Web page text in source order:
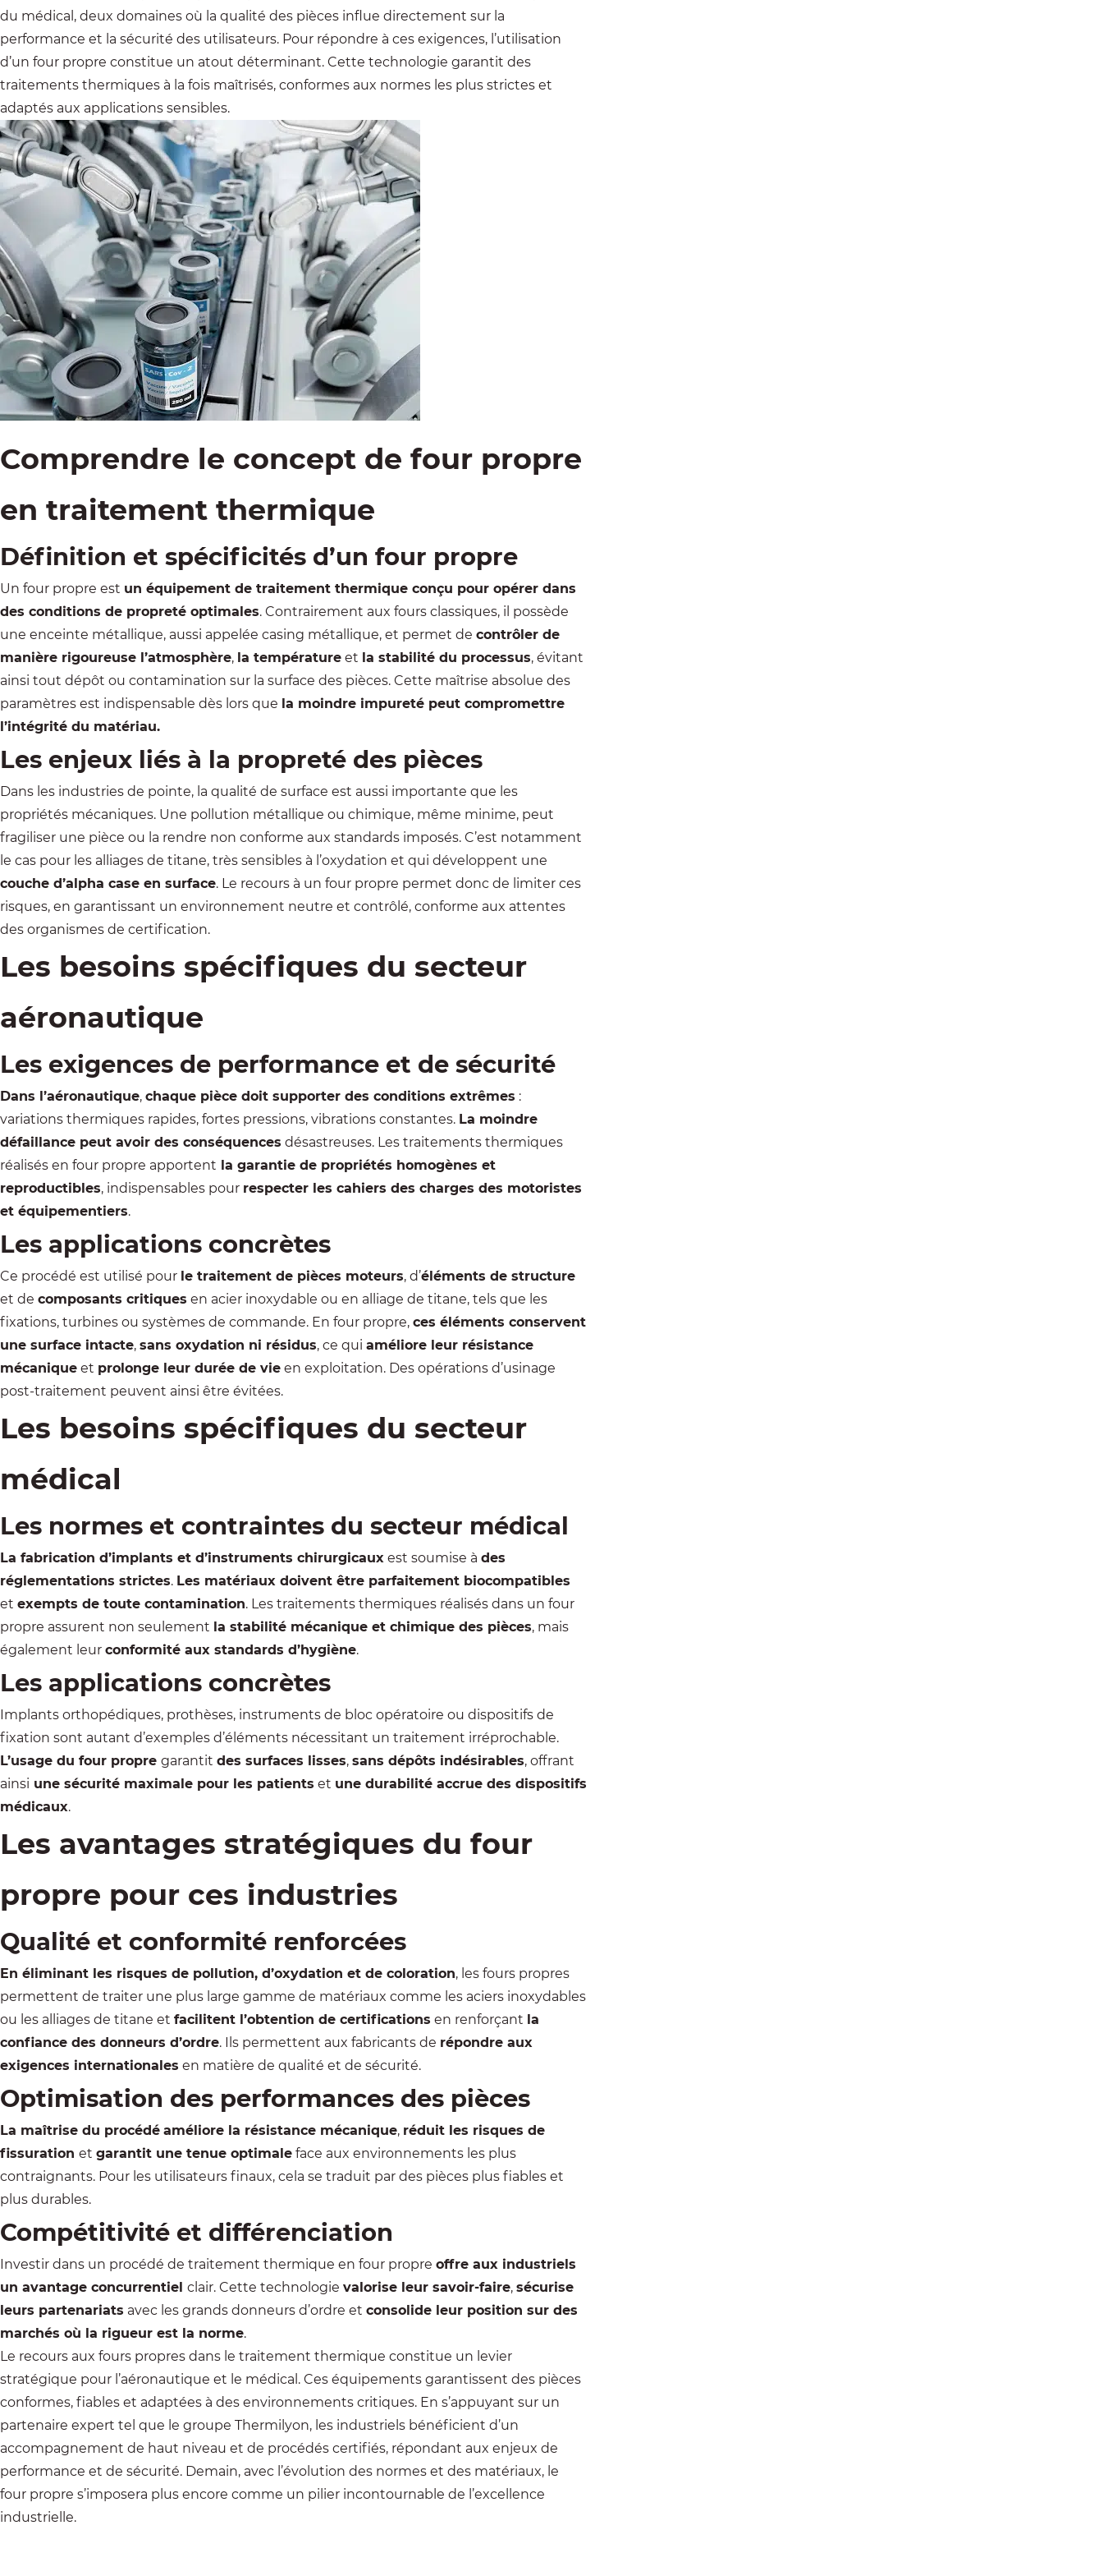
du médical, deux domaines où la qualité des pièces influe directement sur la
performance et la sécurité des utilisateurs. Pour répondre à ces exigences, l’utilisation
d’un four propre constitue un atout déterminant. Cette technologie garantit des
traitements thermiques à la fois maîtrisés, conformes aux normes les plus strictes et
adaptés aux applications sensibles.
Comprendre le concept de four propre
en traitement thermique
Définition et spécificités d’un four propre
Un four propre est un équipement de traitement thermique conçu pour opérer dans
des conditions de propreté optimales. Contrairement aux fours classiques, il possède
une enceinte métallique, aussi appelée casing métallique, et permet de contrôler de
manière rigoureuse l’atmosphère, la température et la stabilité du processus, évitant
ainsi tout dépôt ou contamination sur la surface des pièces. Cette maîtrise absolue des
paramètres est indispensable dès lors que la moindre impureté peut compromettre
l’intégrité du matériau.
Les enjeux liés à la propreté des pièces
Dans les industries de pointe, la qualité de surface est aussi importante que les
propriétés mécaniques. Une pollution métallique ou chimique, même minime, peut
fragiliser une pièce ou la rendre non conforme aux standards imposés. C’est notamment
le cas pour les alliages de titane, très sensibles à l’oxydation et qui développent une
couche d’alpha case en surface. Le recours à un four propre permet donc de limiter ces
risques, en garantissant un environnement neutre et contrôlé, conforme aux attentes
des organismes de certification.
Les besoins spécifiques du secteur
aéronautique
Les exigences de performance et de sécurité
Dans l’aéronautique, chaque pièce doit supporter des conditions extrêmes :
variations thermiques rapides, fortes pressions, vibrations constantes. La moindre
défaillance peut avoir des conséquences désastreuses. Les traitements thermiques
réalisés en four propre apportent la garantie de propriétés homogènes et
reproductibles, indispensables pour respecter les cahiers des charges des motoristes
et équipementiers.
Les applications concrètes
Ce procédé est utilisé pour le traitement de pièces moteurs, d’éléments de structure
et de composants critiques en acier inoxydable ou en alliage de titane, tels que les
fixations, turbines ou systèmes de commande. En four propre, ces éléments conservent
une surface intacte, sans oxydation ni résidus, ce qui améliore leur résistance
mécanique et prolonge leur durée de vie en exploitation. Des opérations d’usinage
post-traitement peuvent ainsi être évitées.
Les besoins spécifiques du secteur
médical
Les normes et contraintes du secteur médical
La fabrication d’implants et d’instruments chirurgicaux est soumise à des
réglementations strictes. Les matériaux doivent être parfaitement biocompatibles
et exempts de toute contamination. Les traitements thermiques réalisés dans un four
propre assurent non seulement la stabilité mécanique et chimique des pièces, mais
également leur conformité aux standards d’hygiène.
Les applications concrètes
Implants orthopédiques, prothèses, instruments de bloc opératoire ou dispositifs de
fixation sont autant d’exemples d’éléments nécessitant un traitement irréprochable.
L’usage du four propre garantit des surfaces lisses, sans dépôts indésirables, offrant
ainsi une sécurité maximale pour les patients et une durabilité accrue des dispositifs
médicaux.
Les avantages stratégiques du four
propre pour ces industries
Qualité et conformité renforcées
En éliminant les risques de pollution, d’oxydation et de coloration, les fours propres
permettent de traiter une plus large gamme de matériaux comme les aciers inoxydables
ou les alliages de titane et facilitent l’obtention de certifications en renforçant la
confiance des donneurs d’ordre. Ils permettent aux fabricants de répondre aux
exigences internationales en matière de qualité et de sécurité.
Optimisation des performances des pièces
La maîtrise du procédé améliore la résistance mécanique, réduit les risques de
fissuration et garantit une tenue optimale face aux environnements les plus
contraignants. Pour les utilisateurs finaux, cela se traduit par des pièces plus fiables et
plus durables.
Compétitivité et différenciation
Investir dans un procédé de traitement thermique en four propre offre aux industriels
un avantage concurrentiel clair. Cette technologie valorise leur savoir-faire, sécurise
leurs partenariats avec les grands donneurs d’ordre et consolide leur position sur des
marchés où la rigueur est la norme.
Le recours aux fours propres dans le traitement thermique constitue un levier
stratégique pour l’aéronautique et le médical. Ces équipements garantissent des pièces
conformes, fiables et adaptées à des environnements critiques. En s’appuyant sur un
partenaire expert tel que le groupe Thermilyon, les industriels bénéficient d’un
accompagnement de haut niveau et de procédés certifiés, répondant aux enjeux de
performance et de sécurité. Demain, avec l’évolution des normes et des matériaux, le
four propre s’imposera plus encore comme un pilier incontournable de l’excellence
industrielle.